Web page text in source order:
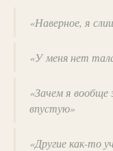
«Наверное, я
«У меня нет
«Зачем я вообще
впустую»
«Другие как-то